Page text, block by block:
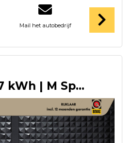
Mail het autobedrijf
xDrive30 67 kWh | M Sport | 20"| HUD | H/K | Drive + | Park